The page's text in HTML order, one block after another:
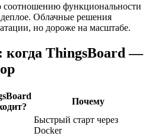
соотношению функциональности
Облачные решения
но дороже на масштабе.
ThingsBoard —
Почему
Быстрый старт через
Docker